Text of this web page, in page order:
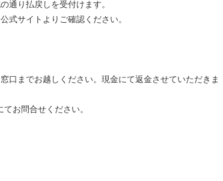
通り払戻しを受付けます。
式サイトよりご確認ください。
口までお越しください。現金にて返金させていただきま
お問合せください。